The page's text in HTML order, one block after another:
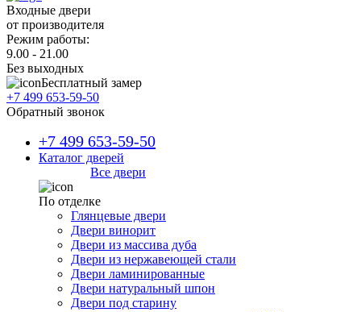
Входные двери
от производителя
Режим работы:
9.00 - 21.00
Без выходных
Бесплатный замер
+7 499 653-59-50
Обратный звонок
+7 499 653-59-50
Каталог дверей
Все двери
По отделке
Глянцевые двери
Двери винорит
Двери из массива дуба
Двери из нержавеющей стали
Двери ламинированные
Двери натуральный шпон
Двери под старину